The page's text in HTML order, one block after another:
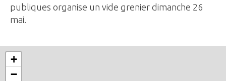
publiques organise un vide grenier dimanche 26
mai.
+
−